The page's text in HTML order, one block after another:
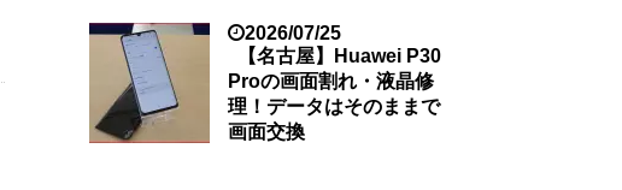
2026/07/25
【名古屋】Huawei P30
Proの画面割れ・液晶修
理！データはそのままで
画面交換